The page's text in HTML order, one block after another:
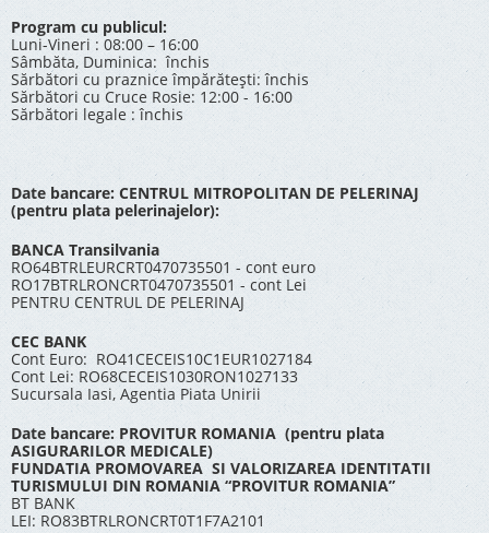
Program cu publicul:
Luni-Vineri : 08:00 – 16:00
Sâmbăta, Duminica: închis
Sărbători cu praznice împărătești: închis
Sărbători cu Cruce Rosie: 12:00 - 16:00
Sărbători legale : închis
Date bancare: CENTRUL MITROPOLITAN DE PELERINAJ
(pentru plata pelerinajelor):
BANCA Transilvania
RO64BTRLEURCRT0470735501 - cont euro
RO17BTRLRONCRT0470735501 - cont Lei
PENTRU CENTRUL DE PELERINAJ
CEC BANK
Cont Euro: RO41CECEIS10C1EUR1027184
Cont Lei: RO68CECEIS1030RON1027133
Sucursala Iasi, Agentia Piata Unirii
Date bancare: PROVITUR ROMANIA (pentru plata
ASIGURARILOR MEDICALE)
FUNDATIA PROMOVAREA SI VALORIZAREA IDENTITATII
TURISMULUI DIN ROMANIA “PROVITUR ROMANIA”
BT BANK
LEI: RO83BTRLRONCRT0T1F7A2101